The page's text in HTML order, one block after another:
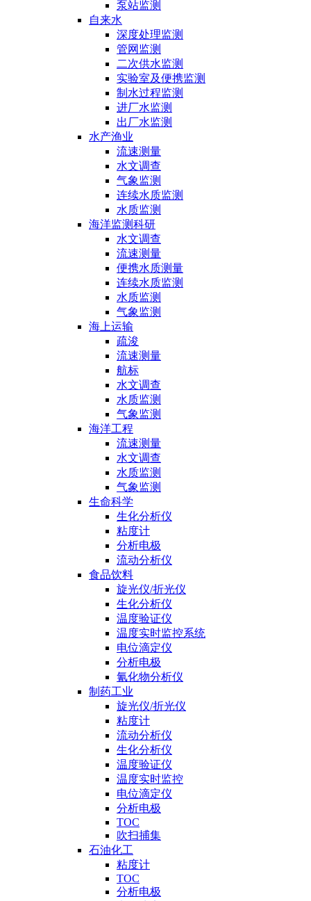
泵站监测
自来水
深度处理监测
管网监测
二次供水监测
实验室及便携监测
制水过程监测
进厂水监测
出厂水监测
水产渔业
流速测量
水文调查
气象监测
连续水质监测
水质监测
海洋监测科研
水文调查
流速测量
便携水质测量
连续水质监测
水质监测
气象监测
海上运输
疏浚
流速测量
航标
水文调查
水质监测
气象监测
海洋工程
流速测量
水文调查
水质监测
气象监测
生命科学
生化分析仪
粘度计
分析电极
流动分析仪
食品饮料
旋光仪/折光仪
生化分析仪
温度验证仪
温度实时监控系统
电位滴定仪
分析电极
氰化物分析仪
制药工业
旋光仪/折光仪
粘度计
流动分析仪
生化分析仪
温度验证仪
温度实时监控
电位滴定仪
分析电极
TOC
吹扫捕集
石油化工
粘度计
TOC
分析电极